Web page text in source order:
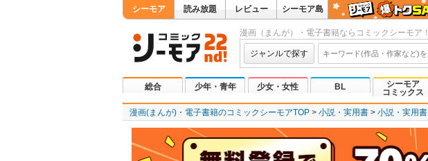
シーモア 読み放題 レビュー シーモア島
漫画（まんが）・電子書籍ならコミックシーモア！
ジャンルで探す
総合 少年・青年 少女・女性 BL
シーモア
コミックス
漫画(まんが)・電子書籍のコミックシーモアTOP 小説・実用書 小説・実用書